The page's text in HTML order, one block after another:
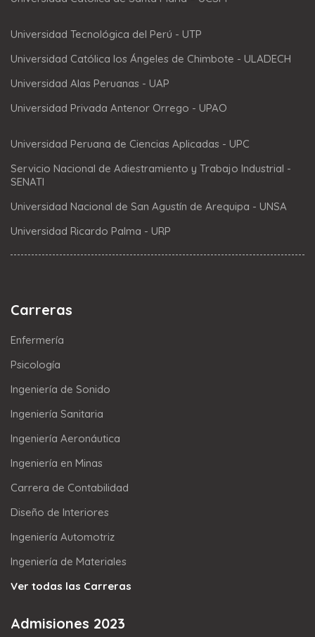
Universidad Tecnológica del Perú - UTP
Universidad Católica los Ángeles de Chimbote - ULADECH
Universidad Alas Peruanas - UAP
Universidad Privada Antenor Orrego - UPAO
Universidad Peruana de Ciencias Aplicadas - UPC
Servicio Nacional de Adiestramiento y Trabajo Industrial -
SENATI
Universidad Nacional de San Agustín de Arequipa - UNSA
Universidad Ricardo Palma - URP
Carreras
Enfermería
Psicología
Ingeniería de Sonido
Ingeniería Sanitaria
Ingeniería Aeronáutica
Ingeniería en Minas
Carrera de Contabilidad
Diseño de Interiores
Ingeniería Automotriz
Ingeniería de Materiales
Ver todas las Carreras
Admisiones 2023